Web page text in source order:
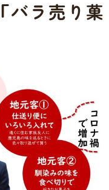
バラ売り菓